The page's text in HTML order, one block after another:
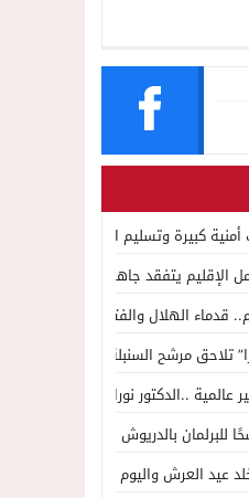
السلطات الإسبانية ل 1500 شخص للسلطات
الإقليم يتفقد جاهزية القوات على
قدماء الهلال والفتح يجددون الوفاء
تلاحق مرشح السنبلة بالدريوش..
بالدريوش بالاستيلاء على 22 مليون سنتيم
عيد العرش واليوم الوطني للمهاجر